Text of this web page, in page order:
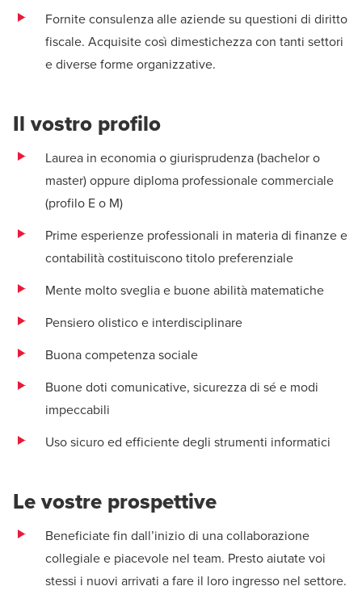
Fornite consulenza alle aziende su questioni di diritto
fiscale. Acquisite così dimestichezza con tanti settori
e diverse forme organizzative.
Il vostro profilo
Laurea in economia o giurisprudenza (bachelor o
master) oppure diploma professionale commerciale
(profilo E o M)
Prime esperienze professionali in materia di finanze e
contabilità costituiscono titolo preferenziale
Mente molto sveglia e buone abilità matematiche
Pensiero olistico e interdisciplinare
Buona competenza sociale
Buone doti comunicative, sicurezza di sé e modi
impeccabili
Uso sicuro ed efficiente degli strumenti informatici
Le vostre prospettive
Beneficiate fin dall’inizio di una collaborazione
collegiale e piacevole nel team. Presto aiutate voi
stessi i nuovi arrivati a fare il loro ingresso nel settore.